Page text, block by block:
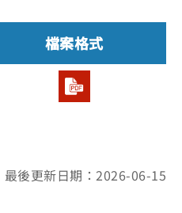
檔案格式
最後更新日期：2026-06-15